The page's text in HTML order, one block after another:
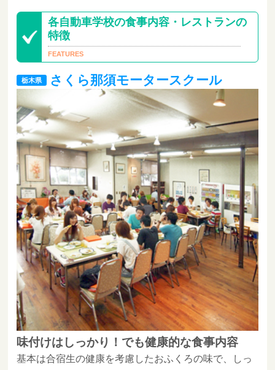
各自動車学校の食事内容・レストランの
特徴
栃木県 さくら那須モータースクール
味付けはしっかり！でも健康的な食事内容
基本は合宿生の健康を考慮したおふくろの味で、しっ